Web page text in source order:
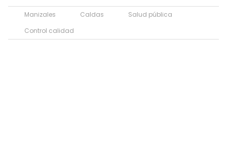
Manizales Caldas
Salud pública
Control calidad